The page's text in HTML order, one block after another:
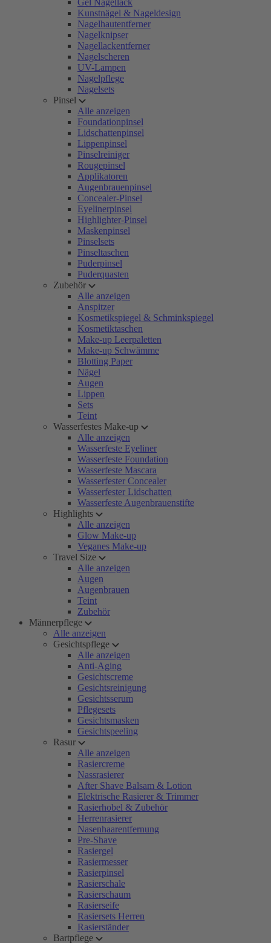
Gel Nagellack
Kunstnägel & Nageldesign
Nagelhautentferner
Nagelknipser
Nagellackentferner
Nagelscheren
UV-Lampen
Nagelpflege
Nagelsets
Pinsel
Alle anzeigen
Foundationpinsel
Lidschattenpinsel
Lippenpinsel
Pinselreiniger
Rougepinsel
Applikatoren
Augenbrauenpinsel
Concealer-Pinsel
Eyelinerpinsel
Highlighter-Pinsel
Maskenpinsel
Pinselsets
Pinseltaschen
Puderpinsel
Puderquasten
Zubehör
Alle anzeigen
Anspitzer
Kosmetikspiegel & Schminkspiegel
Kosmetiktaschen
Make-up Leerpaletten
Make-up Schwämme
Blotting Paper
Nägel
Augen
Lippen
Sets
Teint
Wasserfestes Make-up
Alle anzeigen
Wasserfeste Eyeliner
Wasserfeste Foundation
Wasserfeste Mascara
Wasserfester Concealer
Wasserfester Lidschatten
Wasserfeste Augenbrauenstifte
Highlights
Alle anzeigen
Glow Make-up
Veganes Make-up
Travel Size
Alle anzeigen
Augen
Augenbrauen
Teint
Zubehör
Männerpflege
Alle anzeigen
Gesichtspflege
Alle anzeigen
Anti-Aging
Gesichtscreme
Gesichtsreinigung
Gesichtsserum
Pflegesets
Gesichtsmasken
Gesichtspeeling
Rasur
Alle anzeigen
Rasiercreme
Nassrasierer
After Shave Balsam & Lotion
Elektrische Rasierer & Trimmer
Rasierhobel & Zubehör
Herrenrasierer
Nasenhaarentfernung
Pre-Shave
Rasiergel
Rasiermesser
Rasierpinsel
Rasierschale
Rasierschaum
Rasierseife
Rasiersets Herren
Rasierständer
Bartpflege